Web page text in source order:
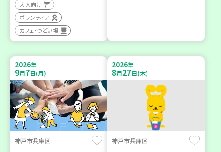
大人向け
ボランティア
カフェ・つどい場
2026年
9月7日(月)
神戸市兵庫区
2026年
8月27日(木)
神戸市兵庫区